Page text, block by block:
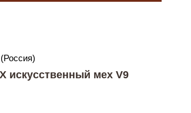
искусственный мех V9